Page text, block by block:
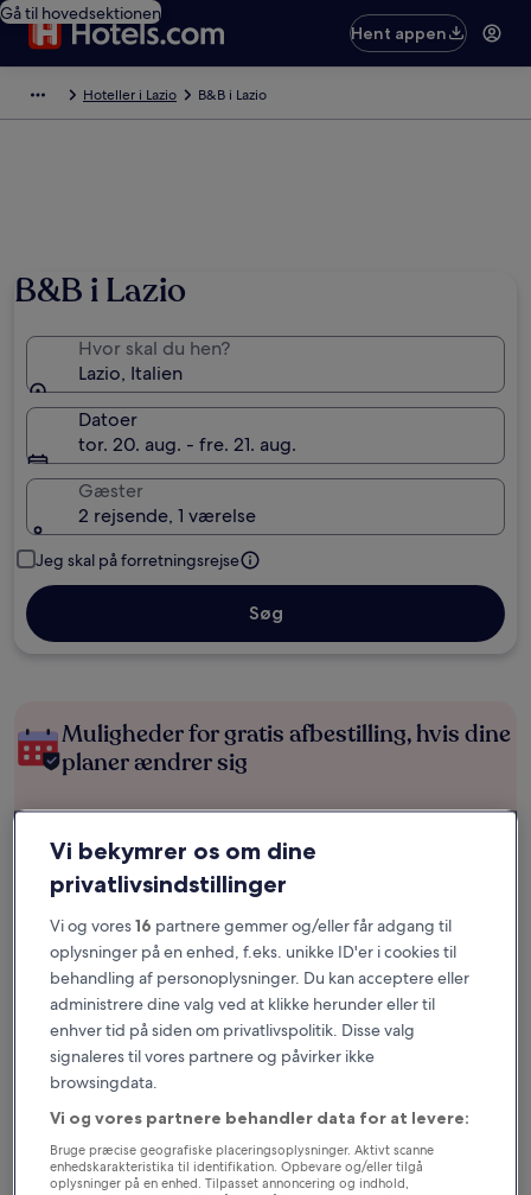
Gå til hovedsektionen
Hent appen
Hoteller i Lazio B&B i Lazio
B&B i Lazio
Hvor skal du hen?
Lazio, Italien
Datoer
tor. 20. aug. - fre. 21. aug.
Gæster
2 rejsende, 1 værelse
Jeg skal på forretningsrejse
Søg
Muligheder for gratis afbestilling, hvis dine
planer ændrer sig
Spar flere penge med medlemspriser
Tjek priser for disse datoer
Næste weekend
14. aug. - 16. aug.
Om to uger
4. sep. - 6. sep.
Vi bekymrer os om dine
privatlivsindstillinger
Vi og vores16 partnere gemmer og/eller får adgang til
oplysninger på en enhed, f.eks. unikke ID'er i cookies til
behandling af personoplysninger. Du kan acceptere eller
administrere dine valg ved at klikke herunder eller til
enhver tid på siden om privatlivspolitik. Disse valg
signaleres til vores partnere og påvirker ikke
browsingdata.
Vi og vores partnere behandler data for at levere:
Bruge præcise geografiske placeringsoplysninger. Aktivt scanne
enhedskarakteristika til identifikation. Opbevare og/eller tilgå
oplysninger på en enhed. Tilpasset annoncering og indhold,